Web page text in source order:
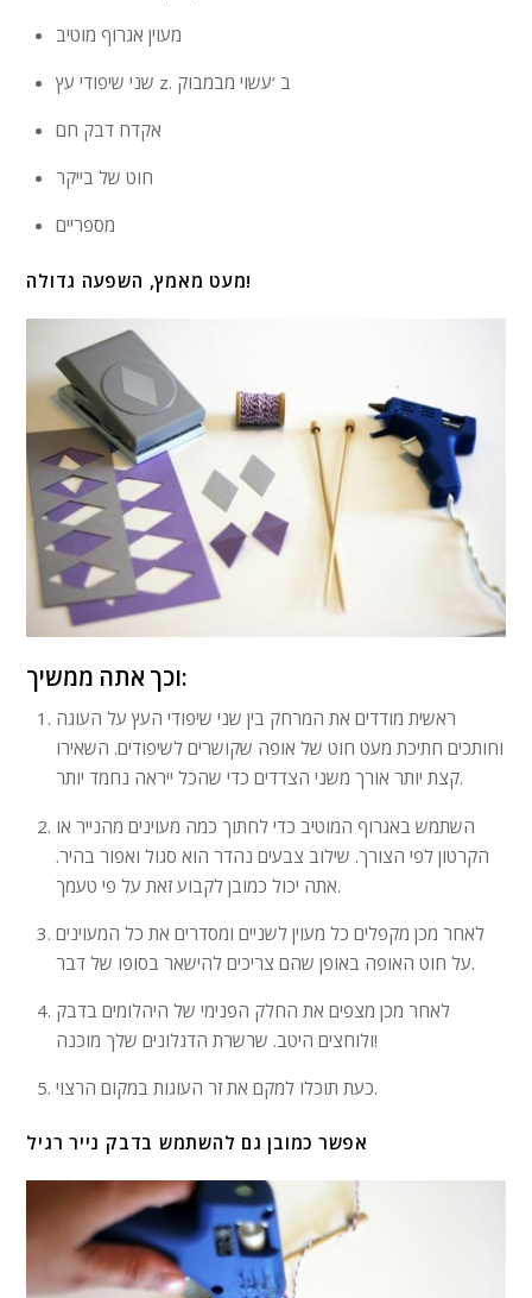
מעוין אגרוף מוטיב
שני שיפודי עץ z. ב ‘עשוי מבמבוק
אקדח דבק חם
חוט של בייקר
מספריים
מעט מאמץ, השפעה גדולה!
וכך אתה ממשיך:
ראשית מודדים את המרחק בין שני שיפודי העץ על העוגה
וחותכים חתיכת מעט חוט של אופה שקושרים לשיפודים. השאירו
קצת יותר אורך משני הצדדים כדי שהכל ייראה נחמד יותר.
השתמש באגרוף המוטיב כדי לחתוך כמה מעוינים מהנייר או
הקרטון לפי הצורך. שילוב צבעים נהדר הוא סגול ואפור בהיר.
אתה יכול כמובן לקבוע זאת על פי טעמך.
לאחר מכן מקפלים כל מעוין לשניים ומסדרים את כל המעוינים
על חוט האופה באופן שהם צריכים להישאר בסופו של דבר.
לאחר מכן מצפים את החלק הפנימי של היהלומים בדבק
ולוחצים היטב. שרשרת הדגלונים שלך מוכנה!
כעת תוכלו למקם את זר העוגות במקום הרצוי.
אפשר כמובן גם להשתמש בדבק נייר רגיל